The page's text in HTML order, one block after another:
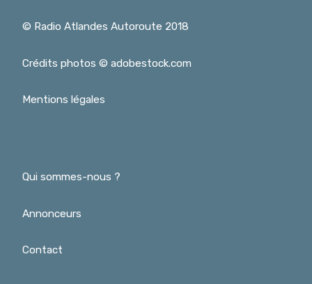
© Radio Atlandes Autoroute 2018
Crédits photos © adobestock.com
Mentions légales
Qui sommes-nous ?
Annonceurs
Contact